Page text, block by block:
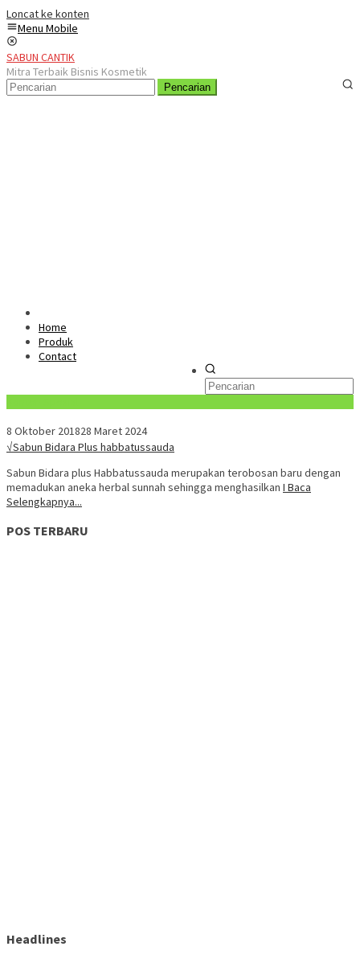
Loncat ke konten
Menu Mobile
SABUN CANTIK
Mitra Terbaik Bisnis Kosmetik
Pencarian
Home
Produk
Contact
8 Oktober 201828 Maret 2024
√Sabun Bidara Plus habbatussauda
Sabun Bidara plus Habbatussauda merupakan terobosan baru dengan
memadukan aneka herbal sunnah sehingga menghasilkan I Baca
Selengkapnya...
POS TERBARU
Headlines